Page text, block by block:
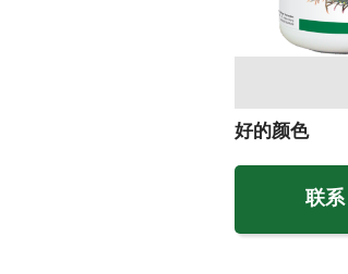
好的颜色
联系